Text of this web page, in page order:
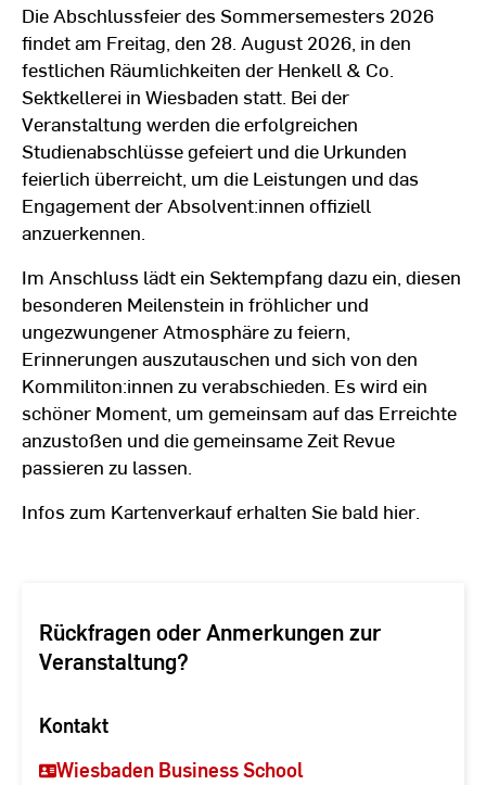
Die Abschlussfeier des Sommersemesters 2026
findet am Freitag, den 28. August 2026, in den
festlichen Räumlichkeiten der Henkell & Co.
Sektkellerei in Wiesbaden statt. Bei der
Veranstaltung werden die erfolgreichen
Studienabschlüsse gefeiert und die Urkunden
feierlich überreicht, um die Leistungen und das
Engagement der Absolvent:innen offiziell
anzuerkennen.
Im Anschluss lädt ein Sektempfang dazu ein, diesen
besonderen Meilenstein in fröhlicher und
ungezwungener Atmosphäre zu feiern,
Erinnerungen auszutauschen und sich von den
Kommiliton:innen zu verabschieden. Es wird ein
schöner Moment, um gemeinsam auf das Erreichte
anzustoßen und die gemeinsame Zeit Revue
passieren zu lassen.
Infos zum Kartenverkauf erhalten Sie bald hier.
Rückfragen oder Anmerkungen zur
Veranstaltung?
Kontakt
Wiesbaden Business School